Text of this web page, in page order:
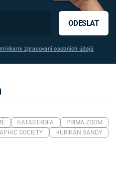
ODESLAT
zpracování osobních údajů
KATASTROFA
PRIMA ZOOM
SOCIETY
HURIKÁN SANDY